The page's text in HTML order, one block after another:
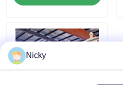
Παραγωγοί αζώτου PSA
Nicky